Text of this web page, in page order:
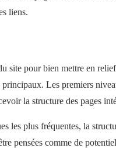
liens.
site pour bien mettre en
Les premiers
la structure des pages
les plus fréquentes, la
pensées comme de